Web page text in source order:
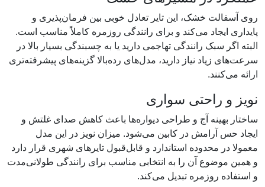
روی آسفالت خشک، این تایر تعادل خوبی بین فرمان‌پذیری و
پایداری ایجاد می‌کند و برای رانندگی روزمره کاملاً مناسب است.
البته اگر سبک رانندگی تهاجمی دارید یا به چسبندگی بسیار بالا در
سرعت‌های زیاد نیاز دارید، مدل‌های رده‌بالا گزینه‌های پیشرفته‌تری
ارائه می‌کنند.
نویز و راحتی سواری
ساختار بهینه آج و طراحی دیواره‌ها باعث کاهش صدای غلتش و
ایجاد حس آرامش در کابین می‌شود. میزان نویز در این مدل
معمولا در محدوده استاندارد و قابل‌قبول تایرهای شهری قرار دارد
و همین موضوع آن را به انتخابی مناسب برای رانندگی طولانی‌مدت
و استفاده روزمره تبدیل می‌کند.